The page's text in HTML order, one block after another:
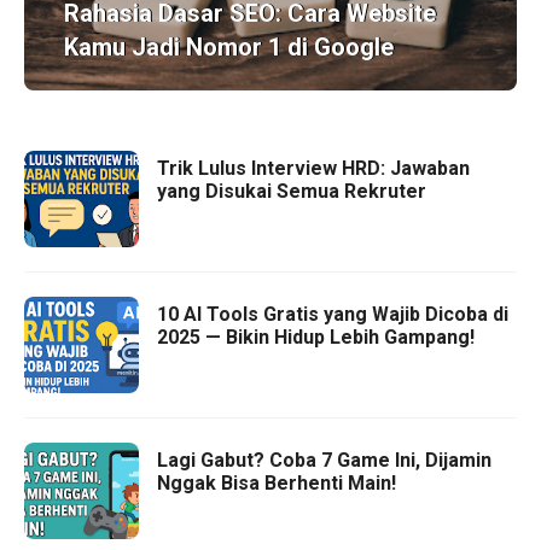
Rahasia Dasar SEO: Cara Website
Kamu Jadi Nomor 1 di Google
Trik Lulus Interview HRD: Jawaban
yang Disukai Semua Rekruter
10 AI Tools Gratis yang Wajib Dicoba di
2025 — Bikin Hidup Lebih Gampang!
Lagi Gabut? Coba 7 Game Ini, Dijamin
Nggak Bisa Berhenti Main!